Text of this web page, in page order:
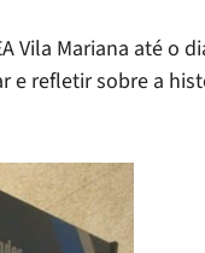
Vila Mariana até o
e refletir sobre a